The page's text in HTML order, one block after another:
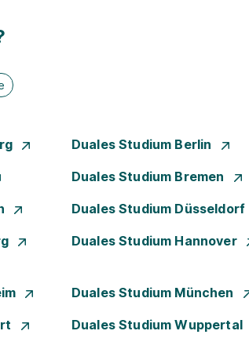
Duales Studium Berlin
Duales Studium Bremen
Duales Studium Düsseldorf
Duales Studium Hannover
Duales Studium München
Duales Studium Wuppertal